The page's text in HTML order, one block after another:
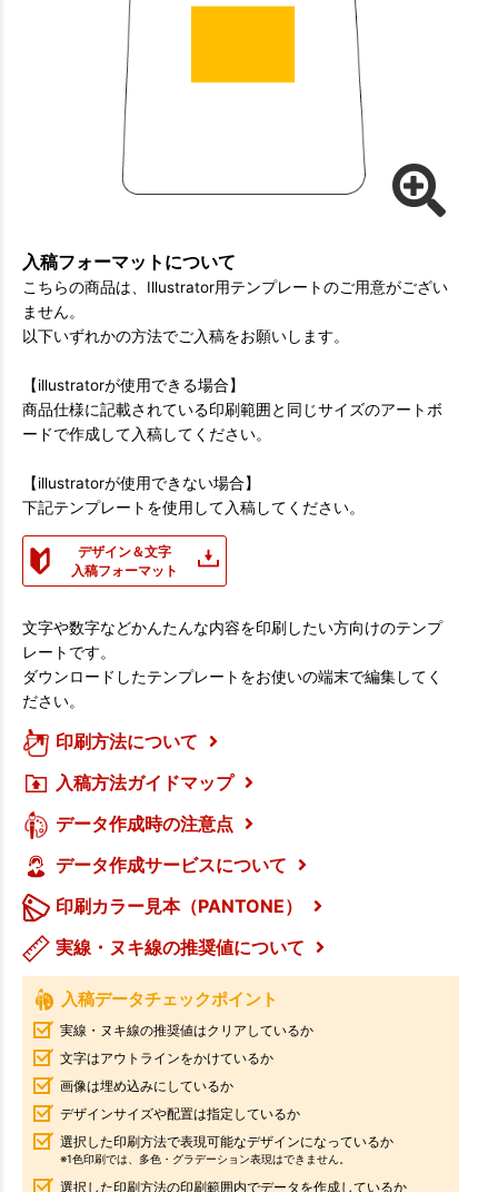
入稿フォーマットについて
こちらの商品は、Illustrator用テンプレートのご用意がござい
ません。
以下いずれかの方法でご入稿をお願いします。
【illustratorが使用できる場合】
商品仕様に記載されている印刷範囲と同じサイズのアートボ
ードで作成して入稿してください。
【illustratorが使用できない場合】
下記テンプレートを使用して入稿してください。
デザイン＆文字
入稿フォーマット
文字や数字などかんたんな内容を印刷したい方向けのテンプ
レートです。
ダウンロードしたテンプレートをお使いの端末で編集してく
ださい。
印刷方法について
入稿方法ガイドマップ
データ作成時の注意点
データ作成サービスについて
印刷カラー見本（PANTONE）
実線・ヌキ線の推奨値について
入稿データチェックポイント
実線・ヌキ線の推奨値はクリアしているか
文字はアウトラインをかけているか
画像は埋め込みにしているか
デザインサイズや配置は指定しているか
選択した印刷方法で表現可能なデザインになっているか
※1色印刷では、多色・グラデーション表現はできません。
選択した印刷方法の印刷範囲内でデータを作成しているか